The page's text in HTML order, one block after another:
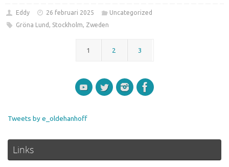
Eddy 26 februari 2025
Uncategorized
Gröna Lund , Stockholm, Zweden
1 2 3
Tweets by e_oldehanhoff
Links